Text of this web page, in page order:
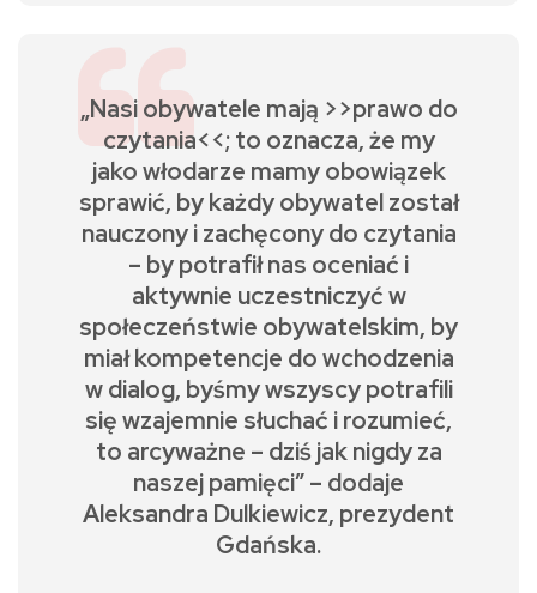
„Nasi obywatele mają >>prawo do
czytania<<; to oznacza, że my
jako włodarze mamy obowiązek
sprawić, by każdy obywatel został
nauczony i zachęcony do czytania
– by potrafił nas oceniać i
aktywnie uczestniczyć w
społeczeństwie obywatelskim, by
miał kompetencje do wchodzenia
w dialog, byśmy wszyscy potrafili
się wzajemnie słuchać i rozumieć,
to arcyważne – dziś jak nigdy za
naszej pamięci” – dodaje
Aleksandra Dulkiewicz, prezydent
Gdańska.